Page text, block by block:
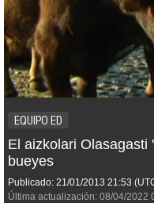
EQUIPO ED
El aizkolari Olasagasti
bueyes
Publicado: 21/01/2013 21:53
Última actualización: 08/04/2022